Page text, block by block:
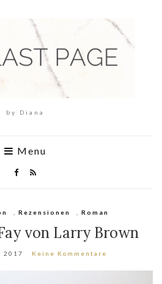
by Diana
Menu
Rezensionen Roman
von Larry Brown
2017 Keine Kommentare